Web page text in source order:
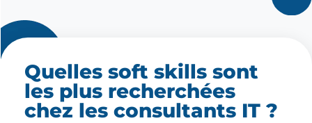
Quelles soft skills sont
les plus recherchées
chez les consultants IT ?